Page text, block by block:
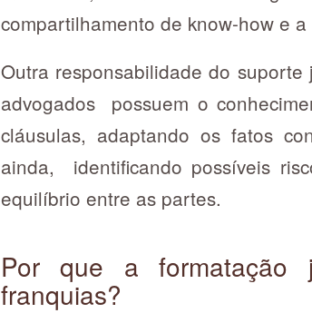
compartilhamento de know-how e
Outra responsabilidade do
advogados possuem o
cláusulas, adaptando os fatos
ainda, identificando possíveis
equilíbrio entre as partes.
Por que a formatação
franquias?